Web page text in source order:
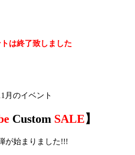
は終了致しました
月のイベント
Custom SALE】
が始まりました!!!